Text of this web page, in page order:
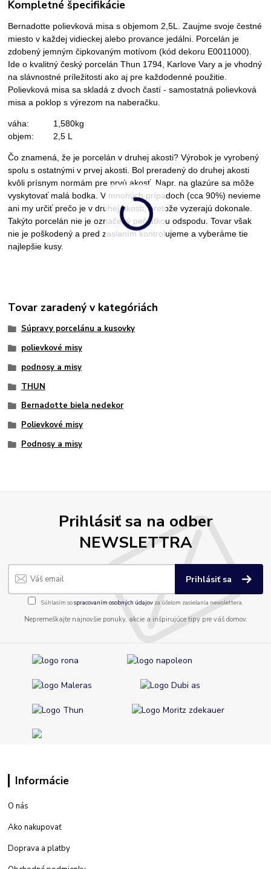
Kompletné špecifikácie
Bernadotte polievková misa s objemom 2,5L. Zaujme svoje čestné
miesto v každej vidieckej alebo provance jedálni. Porcelán je
zdobený jemným čipkovaným motívom (kód dekoru E0011000).
Ide o kvalitný český porcelán Thun 1794, Karlove Vary a je vhodný
na slávnostné príležitosti ako aj pre každodenné použitie.
Polievková misa sa skladá z dvoch častí - samostatná polievková
misa a poklop s výrezom na naberačku.
váha: 1,580kg
objem: 2,5 L
Čo znamená, že je porcelán v druhej akosti? Výrobok je vyrobený
spolu s ostatnými v prvej akosti. Bol preradený do druhej akosti
kvôli prísnym normám pre prvú akosť. Napr. na glazúre sa môže
vyskytovať malá bodka. V mnohých prípadoch (cca 90%) nevieme
ani my určiť prečo je v druhej akosti, pretože vyzerajú dokonale.
Takýto porcelán nie je označený pečiatkou odspodu. Tovar však
nie je poškodený a pred zaslaním kontrolujeme a vyberáme tie
najlepšie kusy.
Tovar zaradený v kategóriách
Súpravy porcelánu a kusovky
polievkové misy
podnosy a misy
THUN
Bernadotte biela nedekor
Polievkové misy
Podnosy a misy
Prihlásiť sa na odber
NEWSLETTRA
Prihlásiť sa
Súhlasím sospracovaním osobných údajov za účelom zasielania newslettera.
Nepremeškajte najnovšie ponuky, akcie a inšpirujúce tipy pre váš domov.
Informácie
O nás
Ako nakupovať
Doprava a platby